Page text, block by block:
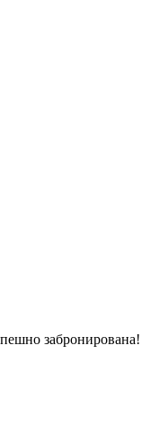
забронирована!